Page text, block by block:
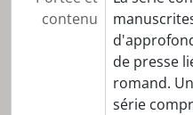
contenu
de presse
romand.
série